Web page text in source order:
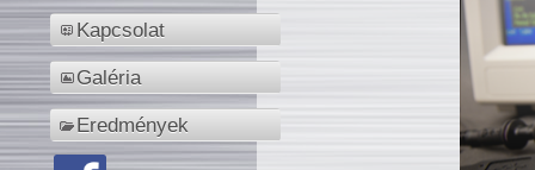
Kapcsolat
Galéria
Eredmények